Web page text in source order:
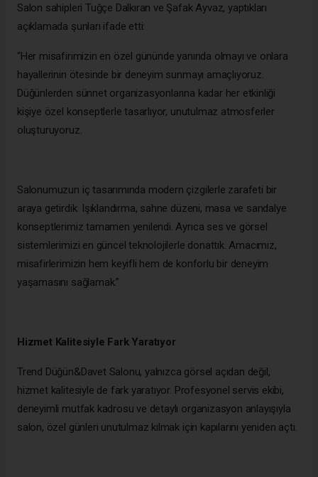
Salon sahipleri Tuğçe Dalkıran ve Şafak Ayvaz, yaptıkları
açıklamada şunları ifade etti:
“Her misafirimizin en özel gününde yanında olmayı ve onlara
hayallerinin ötesinde bir deneyim sunmayı amaçlıyoruz.
Düğünlerden sünnet organizasyonlarına kadar her etkinliği
kişiye özel konseptlerle tasarlıyor, unutulmaz atmosferler
oluşturuyoruz.
Salonumuzun iç tasarımında modern çizgilerle zarafeti bir
araya getirdik. Işıklandırma, sahne düzeni, masa ve sandalye
konseptlerimiz tamamen yenilendi. Ayrıca ses ve görsel
sistemlerimizi en güncel teknolojilerle donattık. Amacımız,
misafirlerimizin hem keyifli hem de konforlu bir deneyim
yaşamasını sağlamak.”
Hizmet Kalitesiyle Fark Yaratıyor
Trend Düğün&Davet Salonu, yalnızca görsel açıdan değil,
hizmet kalitesiyle de fark yaratıyor. Profesyonel servis ekibi,
deneyimli mutfak kadrosu ve detaylı organizasyon anlayışıyla
salon, özel günleri unutulmaz kılmak için kapılarını yeniden açtı.